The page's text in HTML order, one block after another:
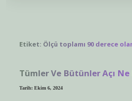
Etiket: Ölçü toplamı 90 derece
Tümler Ve Bütünler Açı Ne
Tarih: Ekim 6, 2024